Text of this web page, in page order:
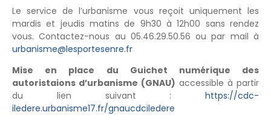
Le service de l’urbanisme vous reçoit uniquement les
mardis et jeudis matins de 9h30 à 12h00 sans rendez
vous. Contactez-nous au 05.46.29.50.56 ou par mail à
urbanisme@lesportesenre.fr
Mise en place du Guichet numérique des
autoristaions d’urbanisme (GNAU) accessible à partir
du lien suivant : https://cdc-
iledere.urbanisme17.fr/gnaucdciledere